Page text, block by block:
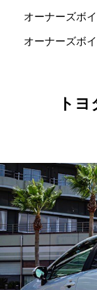
オーナーズボ
オーナーズボ
ト